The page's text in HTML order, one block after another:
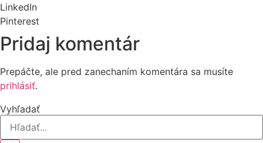
LinkedIn
Pinterest
Pridaj komentár
Prepáčte, ale pred zanechaním komentára sa musíte
prihlásiť.
Vyhľadať